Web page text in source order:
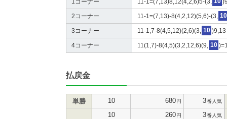
1コーナー 11-1=(7,13)8,12(4,2,6)5-(3, 10
2コーナー 11-1=(7,13)-8(4,2,12)(5,6)-(3, 10
3コーナー 11-1,7-8(4,5,12)(2,6)(3, 10 )9,13
4コーナー 11(1,7)-8(4,5)(3,2,12,6)(9, 10
払戻金
単勝 10 680円 3番人気
10 260円 3番人気